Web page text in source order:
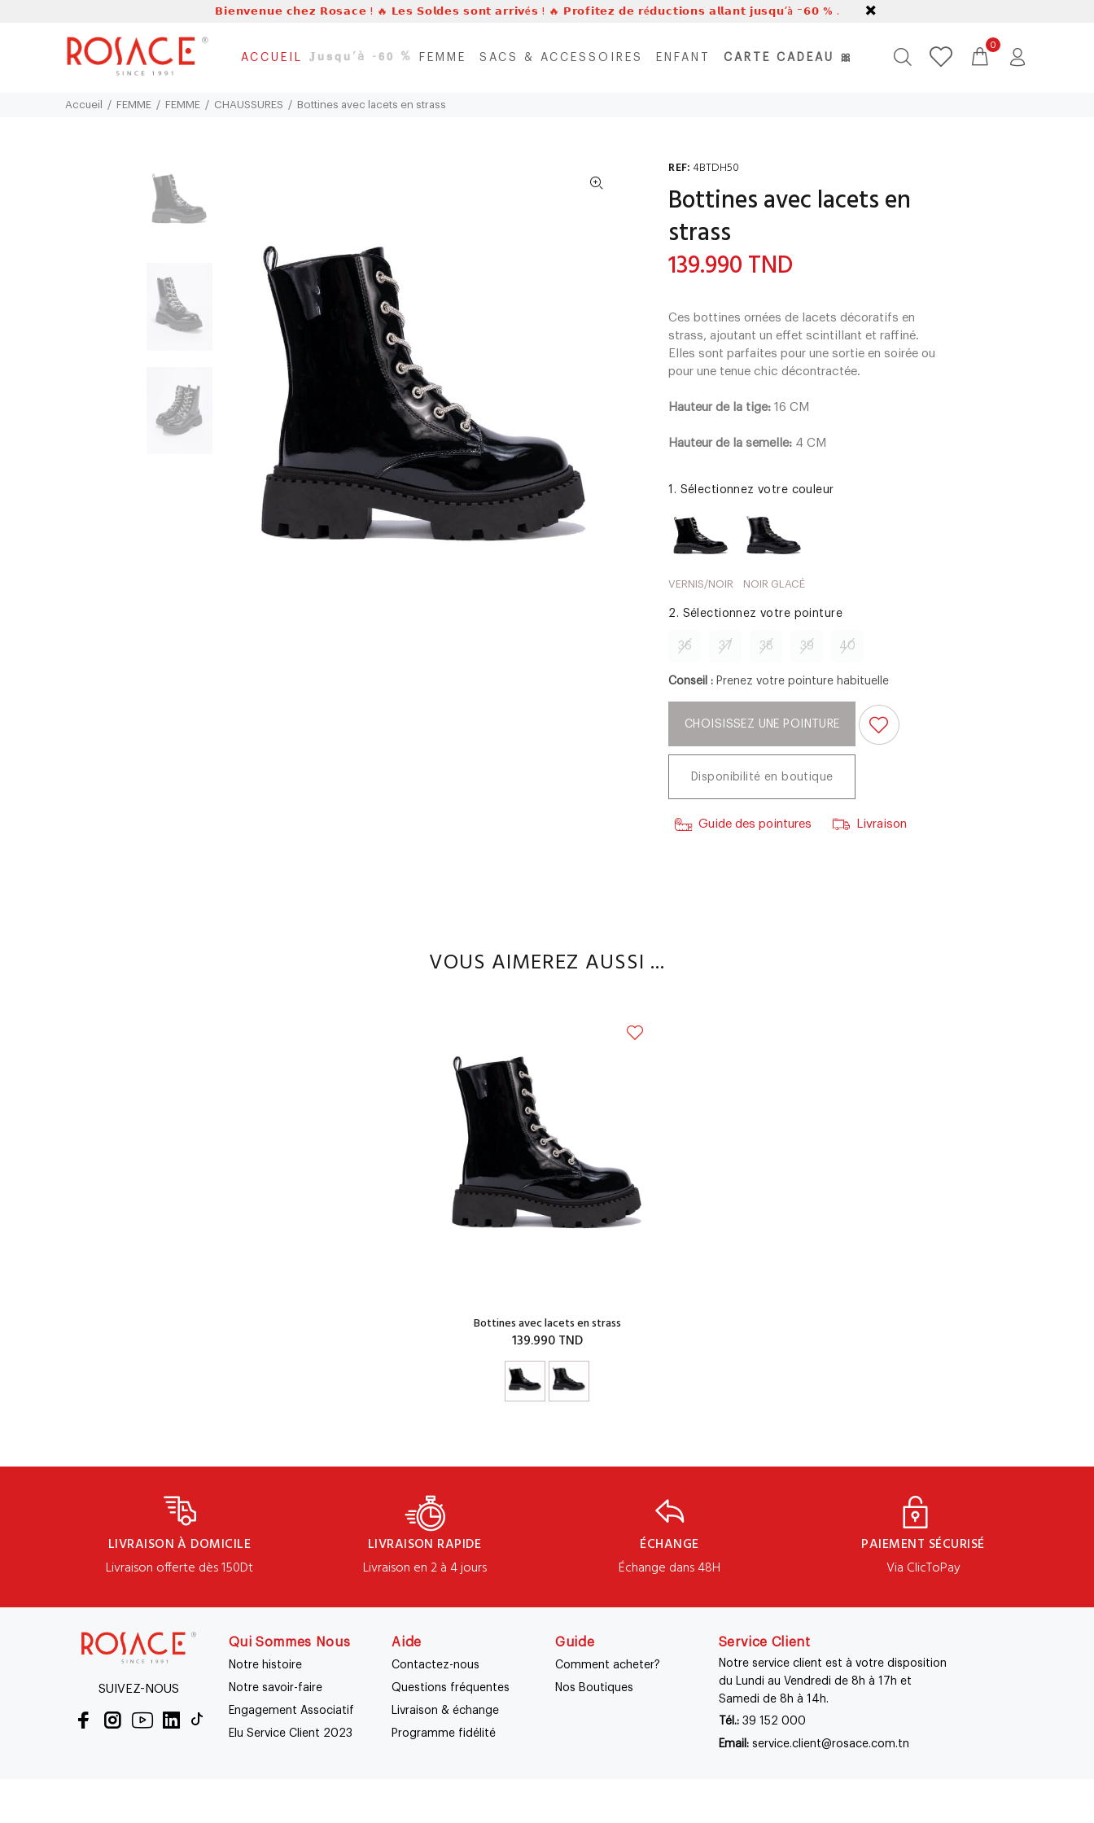
𝗕𝗶𝗲𝗻𝘃𝗲𝗻𝘂𝗲 𝗰𝗵𝗲𝘇 𝗥𝗼𝘀𝗮𝗰𝗲 ! 🔥 𝗟𝗲𝘀 𝗦𝗼𝗹𝗱𝗲𝘀 𝘀𝗼𝗻𝘁 𝗮𝗿𝗿𝗶𝘃é𝘀 ! 🔥 𝗣𝗿𝗼𝗳𝗶𝘁𝗲𝘇 𝗱𝗲 𝗿é𝗱𝘂𝗰𝘁𝗶𝗼𝗻𝘀 𝗮𝗹𝗹𝗮𝗻𝘁 𝗷𝘂𝘀𝗾𝘂’à ⁻𝟲𝟬 % .
ACCUEIL 𝐉𝘂𝘀𝗾𝘂’à -𝟲𝟬 % FEMME SACS & ACCESSOIRES ENFANT CARTE CADEAU 🎀
0
Accueil FEMME FEMME CHAUSSURES Bottines avec lacets en strass
REF: 4BTDH50
Bottines avec lacets en
strass
139.990 TND
Ces bottines ornées de lacets décoratifs en
strass, ajoutant un effet scintillant et raffiné.
Elles sont parfaites pour une sortie en soirée ou
pour une tenue chic décontractée.
Hauteur de la tige: 16 CM
Hauteur de la semelle: 4 CM
1. Sélectionnez votre couleur
VERNIS/NOIR NOIR GLACÉ
2. Sélectionnez votre pointure
36 37 38 39 40
Conseil : Prenez votre pointure habituelle
CHOISISSEZ UNE POINTURE
Disponibilité en boutique
Guide des pointures Livraison
VOUS AIMEREZ AUSSI ...
Bottines avec lacets en strass
139.990 TND
LIVRAISON À DOMICILE
Livraison offerte dès 150Dt
LIVRAISON RAPIDE
Livraison en 2 à 4 jours
ÉCHANGE
Échange dans 48H
PAIEMENT SÉCURISÉ
Via ClicToPay
SUIVEZ-NOUS
Qui Sommes Nous
Notre histoire
Notre savoir-faire
Engagement Associatif
Elu Service Client 2023
Aide
Contactez-nous
Questions fréquentes
Livraison & échange
Programme fidélité
Guide
Comment acheter?
Nos Boutiques
Service Client
Notre service client est à votre disposition
du Lundi au Vendredi de 8h à 17h et
Samedi de 8h à 14h.
Tél.:39 152 000
Email:service.client@rosace.com.tn